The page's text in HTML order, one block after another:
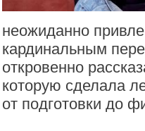
неожиданно
кардинальным
откровенно
которую сделала
от подготовки до